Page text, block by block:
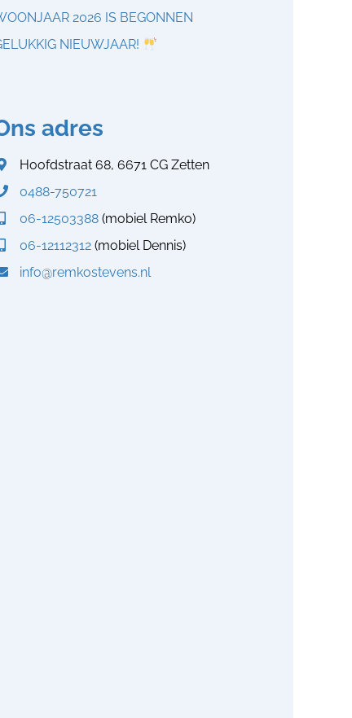
2026 IS BEGONNEN
NIEUWJAAR!
adres
Hoofdstraat 68, 6671 CG Zetten
0488-750721
06-12503388 (mobiel Remko)
06-12112312 (mobiel Dennis)
info@remkostevens.nl